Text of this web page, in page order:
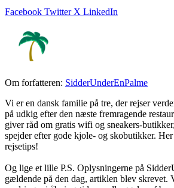
Facebook Twitter X LinkedIn
Om forfatteren: SidderUnderEnPalme
Vi er en dansk familie på tre, der rejser
på udkig efter den næste fremragende
giver råd om gratis wifi og sneakers-
spejder efter gode kjole- og skobutikker.
rejsetips!
Og lige et lille P.S. Oplysningerne på
gældende på den dag, artiklen blev skrevet.